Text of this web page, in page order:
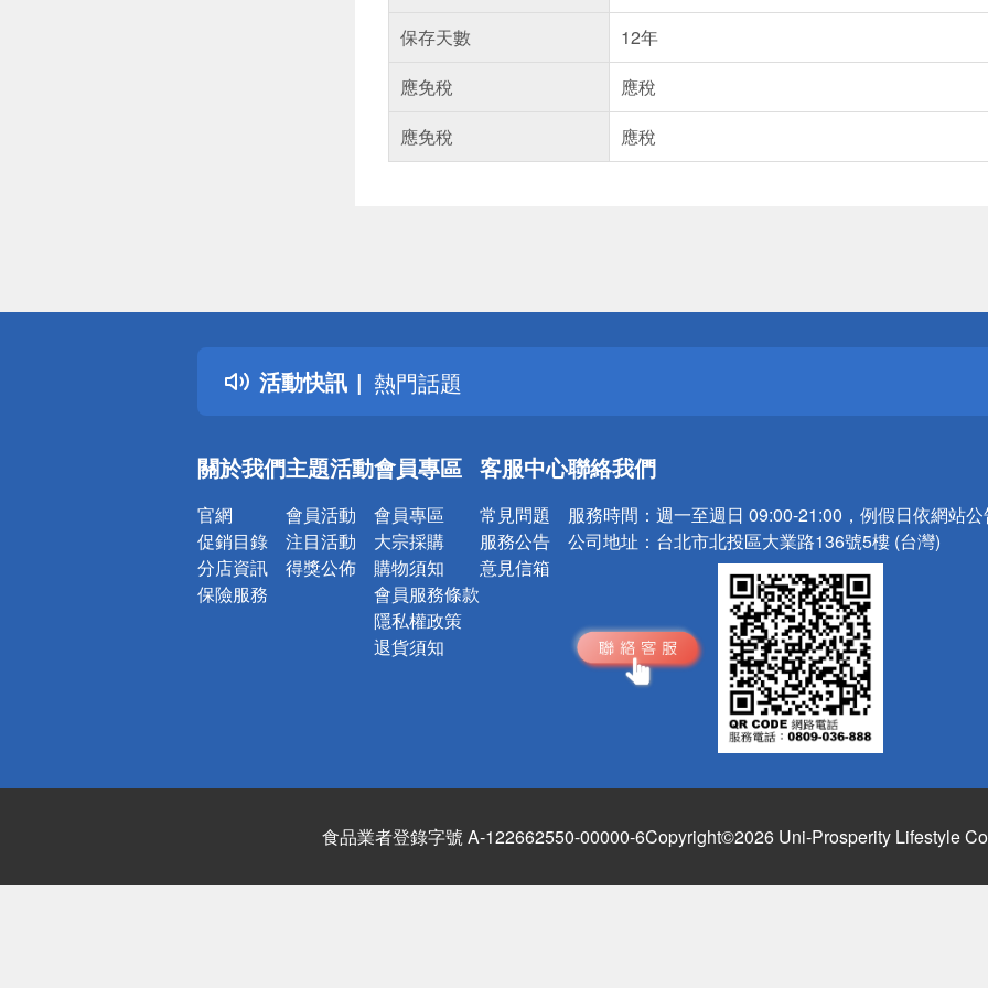
保存天數
12年
應免稅
應稅
應免稅
應稅
活動快訊
詐騙網頁！請小心！
得獎公告
熱門話題
銀行優惠
詐騙網頁！請小心！
關於我們
官網
促銷目錄
分店資訊
保險服務
主題活動
會員活動
注目活動
得獎公佈
會員專區
會員專區
大宗採購
購物須知
會員服務條款
隱私權政策
退貨須知
客服中心
常見問題
服務公告
意見信箱
聯絡我們
服務時間： 週一至週日 09:00-21:00，例假日依網站
公司地址： 台北市北投區大業路136號5樓 (台灣)
食品業者登錄字號 A-122662550-00000-6Copyright©2026 Uni-Prosperity Lifestyle